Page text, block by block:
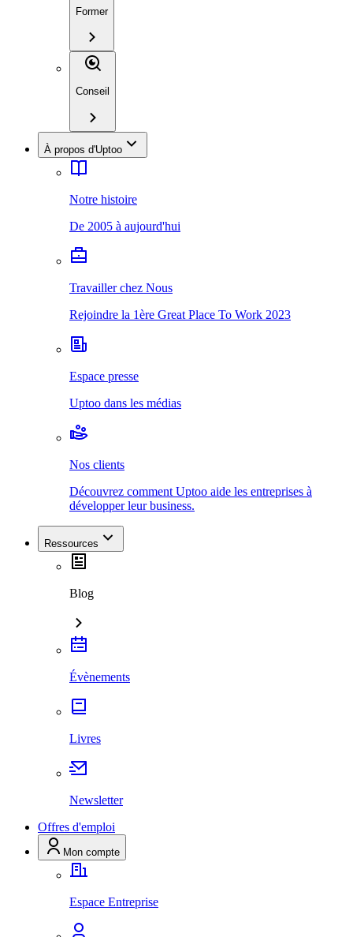
Former
Conseil
À propos d'Uptoo
Notre histoire
De 2005 à aujourd'hui
Travailler chez Nous
Rejoindre la 1ère Great Place To Work 2023
Espace presse
Uptoo dans les médias
Nos clients
Découvrez comment Uptoo aide les entreprises à
développer leur business.
Ressources
Blog
Évènements
Livres
Newsletter
Offres d'emploi
Mon compte
Espace Entreprise